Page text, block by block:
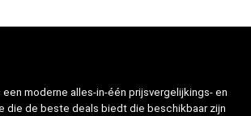
moderne alles-in-één prijsvergelijkings- en
die de beste deals biedt die beschikbaar zijn